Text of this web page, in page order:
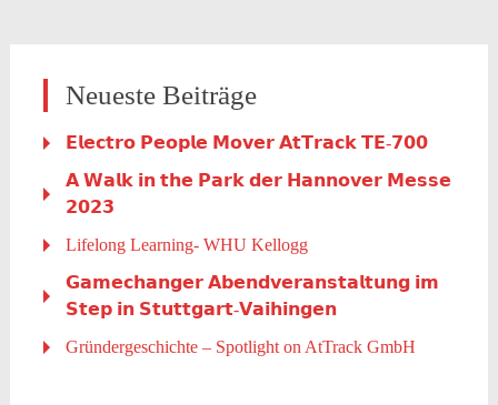
Neueste Beiträge
𝗘𝗹𝗲𝗰𝘁𝗿𝗼 𝗣𝗲𝗼𝗽𝗹𝗲 𝗠𝗼𝘃𝗲𝗿 𝗔𝘁𝗧𝗿𝗮𝗰𝗸 𝗧𝗘-𝟳𝟬𝟬
𝗔 𝗪𝗮𝗹𝗸 𝗶𝗻 𝘁𝗵𝗲 𝗣𝗮𝗿𝗸 𝗱𝗲𝗿 𝗛𝗮𝗻𝗻𝗼𝘃𝗲𝗿 𝗠𝗲𝘀𝘀𝗲
𝟮𝟬𝟮𝟯
Lifelong Learning- WHU Kellogg
𝗚𝗮𝗺𝗲𝗰𝗵𝗮𝗻𝗴𝗲𝗿 𝗔𝗯𝗲𝗻𝗱𝘃𝗲𝗿𝗮𝗻𝘀𝘁𝗮𝗹𝘁𝘂𝗻𝗴 𝗶𝗺
𝗦𝘁𝗲𝗽 𝗶𝗻 𝗦𝘁𝘂𝘁𝘁𝗴𝗮𝗿𝘁-𝗩𝗮𝗶𝗵𝗶𝗻𝗴𝗲𝗻
Gründergeschichte – Spotlight on AtTrack GmbH